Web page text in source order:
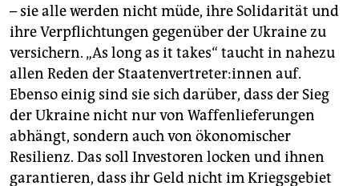
– sie alle werden nicht müde, ihre Solidarität und
ihre Verpflichtungen gegenüber der Ukraine zu
versichern. „As long as it takes“ taucht in nahezu
allen Reden der Staa­ten­ver­tre­te­r:in­nen auf.
Ebenso einig sind sie sich darüber, dass der Sieg
der Ukraine nicht nur von Waffenlieferungen
abhängt, sondern auch von ökonomischer
Resilienz. Das soll Investoren locken und ihnen
garantieren, dass ihr Geld nicht im Kriegsgebiet